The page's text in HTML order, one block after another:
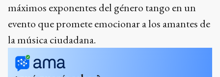
máximos exponentes del género tango en un
evento que promete emocionar a los amantes de
la música ciudadana.